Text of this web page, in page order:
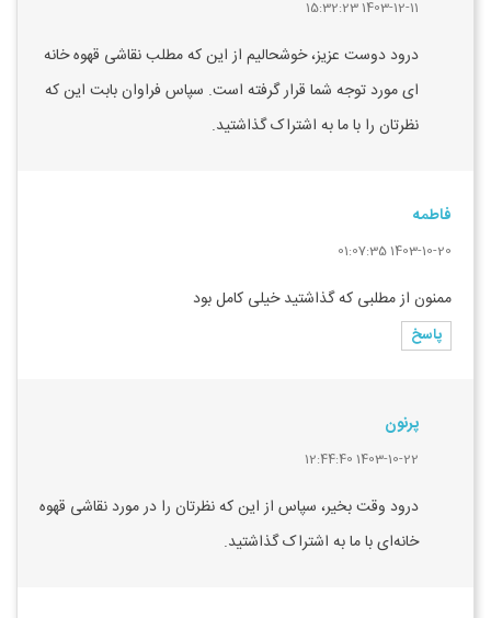
1403-12-11 15:32:23
درود دوست عزیز، خوشحالیم از این که مطلب نقاشی قهوه خانه
ای مورد توجه شما قرار گرفته است. سپاس فراوان بابت این که
نظرتان را با ما به اشتراک گذاشتید.
فاطمه
1403-10-20 01:07:35
ممنون از مطلبی که گذاشتید خیلی کامل بود
پاسخ
پرنون
1403-10-22 12:44:40
درود وقت بخیر، سپاس از این که نظرتان را در مورد نقاشی قهوه
خانه‌ای با ما به اشتراک گذاشتید.